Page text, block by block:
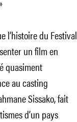
l’histoire du Festival
un film en
quasiment
au casting
Sissako, fait
d’un pays